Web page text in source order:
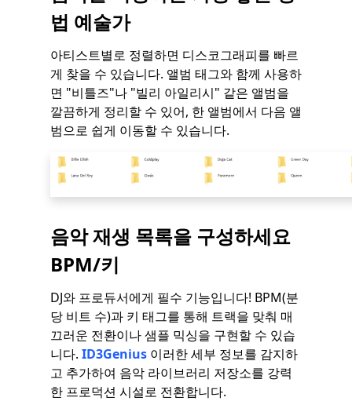
법 예술가
아티스트별로 정렬하면 디스코그래피를 빠르
게 찾을 수 있습니다. 앨범 태그와 함께 사용하
면 "비틀즈"나 "빌리 아일리시" 같은 앨범을
깔끔하게 정리할 수 있어, 한 앨범에서 다음 앨
범으로 쉽게 이동할 수 있습니다.
음악 재생 목록을 구성하세요
BPM/키
DJ와 프로듀서에게 필수 기능입니다! BPM(분
당 비트 수)과 키 태그를 통해 트랙을 맞춰 매
끄러운 전환이나 샘플 믹싱을 구현할 수 있습
니다. ID3Genius 이러한 세부 정보를 감지하
고 추가하여 음악 라이브러리 저장소를 강력
한 프로덕션 시설로 전환합니다.